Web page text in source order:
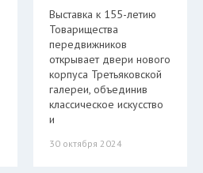
Выставка к 155-летию
Товарищества
передвижников
открывает двери нового
корпуса Третьяковской
галереи, объединив
классическое искусство
и
30 октября 2024